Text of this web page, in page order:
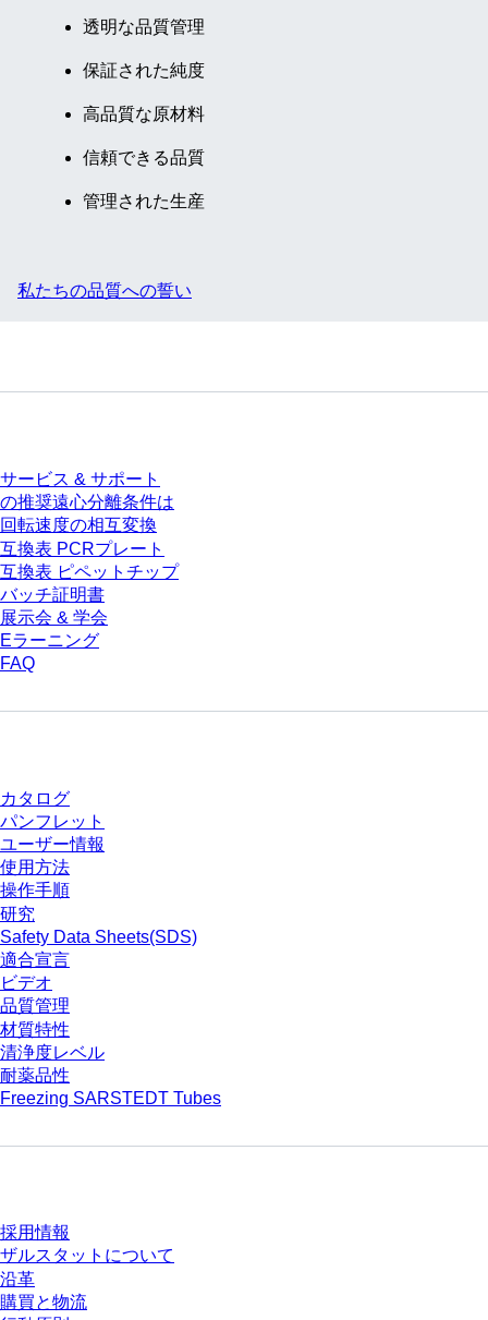
透明な品質管理
保証された純度
高品質な原材料
信頼できる品質
管理された生産
私たちの品質への誓い
サービス & サポート
の推奨遠心分離条件は
回転速度の相互変換
互換表 PCRプレート
互換表 ピペットチップ
バッチ証明書
展示会 & 学会
Eラーニング
FAQ
カタログ
パンフレット
ユーザー情報
使用方法
操作手順
研究
Safety Data Sheets(SDS)
適合宣言
ビデオ
品質管理
材質特性
清浄度レベル
耐薬品性
Freezing SARSTEDT Tubes
採用情報
ザルスタットについて
沿革
購買と物流